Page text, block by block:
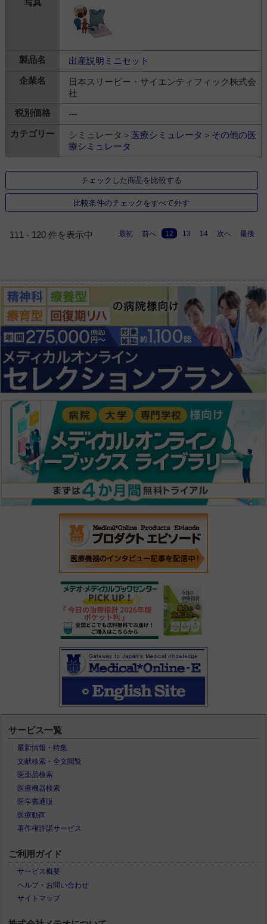
出産説明ミニセット
日本スリービー・サイエンティフィック株式会
社
---
シミュレータ＞ 医療シミュレータ ＞ その他の医
療シミュレータ
チェックした商品を比較する
比較条件のチェックをすべて外す
111 - 120 件を表示中 最初 前へ 12 13 14 次へ 最後
サービス一覧
最新情報・特集
文献検索・全文閲覧
医薬品検索
医療機器検索
医学書通販
医療動画
著作権許諾サービス
ご利用ガイド
サービス概要
ヘルプ・お問い合わせ
サイトマップ